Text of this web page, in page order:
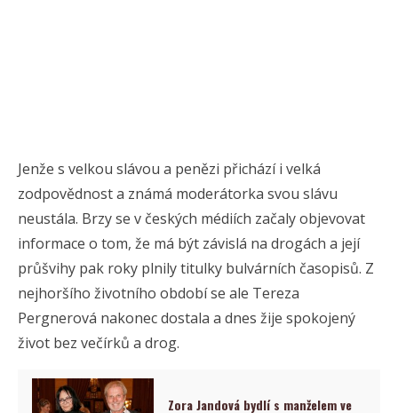
Jenže s velkou slávou a penězi přichází i velká
zodpovědnost a známá moderátorka svou slávu
neustála. Brzy se v českých médiích začaly objevovat
informace o tom, že má být závislá na drogách a její
průšvihy pak roky plnily titulky bulvárních časopisů. Z
nejhoršího životního období se ale Tereza
Pergnerová nakonec dostala a dnes žije spokojený
život bez večírků a drog.
Zora Jandová bydlí s manželem ve